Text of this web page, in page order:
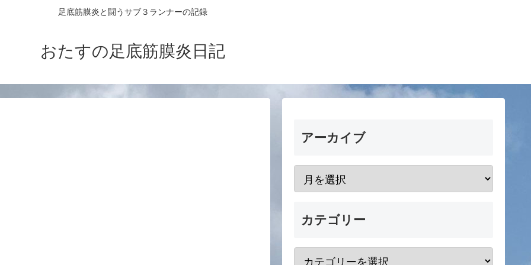
足底筋膜炎と闘うサブ３ランナーの記録
おたすの足底筋膜炎日記
アーカイブ
カテゴリー